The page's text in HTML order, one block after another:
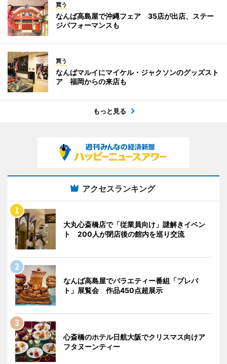
買う
なんば高島屋で沖縄フェア 35店が出店、ステー
ジパフォーマンスも
買う
なんばマルイにマイケル・ジャクソンのグッズスト
ア 福岡からの来店も
もっと見る
アクセスランキング
大丸心斎橋店で「従業員向け」謎解きイベン
ト 200人が閉店後の館内を巡り交流
なんば高島屋でバラエティー番組「プレバ
ト」展覧会 作品450点超展示
心斎橋のホテル日航大阪でクリスマス向けア
フタヌーンティー